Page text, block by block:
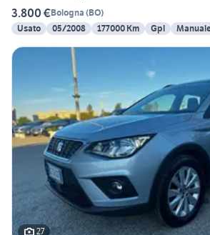
3.800 €Bologna (BO)
Usato
05/2008 177000 Km Gpl
27